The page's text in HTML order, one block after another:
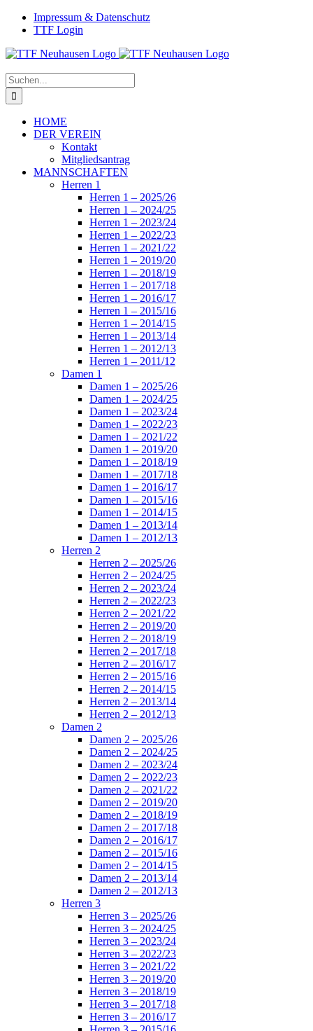
Zum
Inhalt
Facebook
InstagramImpressum & Datenschutz
TTF Login
Suche
nach:
HOME
DER VEREIN
Kontakt
Mitgliedsantrag
MANNSCHAFTEN
Herren 1
Herren 1 – 2025/26
Herren 1 – 2024/25
Herren 1 – 2023/24
Herren 1 – 2022/23
Herren 1 – 2021/22
Herren 1 – 2019/20
Herren 1 – 2018/19
Herren 1 – 2017/18
Herren 1 – 2016/17
Herren 1 – 2015/16
Herren 1 – 2014/15
Herren 1 – 2013/14
Herren 1 – 2012/13
Herren 1 – 2011/12
Damen 1
Damen 1 – 2025/26
Damen 1 – 2024/25
Damen 1 – 2023/24
Damen 1 – 2022/23
Damen 1 – 2021/22
Damen 1 – 2019/20
Damen 1 – 2018/19
Damen 1 – 2017/18
Damen 1 – 2016/17
Damen 1 – 2015/16
Damen 1 – 2014/15
Damen 1 – 2013/14
Damen 1 – 2012/13
Herren 2
Herren 2 – 2025/26
Herren 2 – 2024/25
Herren 2 – 2023/24
Herren 2 – 2022/23
Herren 2 – 2021/22
Herren 2 – 2019/20
Herren 2 – 2018/19
Herren 2 – 2017/18
Herren 2 – 2016/17
Herren 2 – 2015/16
Herren 2 – 2014/15
Herren 2 – 2013/14
Herren 2 – 2012/13
Damen 2
Damen 2 – 2025/26
Damen 2 – 2024/25
Damen 2 – 2023/24
Damen 2 – 2022/23
Damen 2 – 2021/22
Damen 2 – 2019/20
Damen 2 – 2018/19
Damen 2 – 2017/18
Damen 2 – 2016/17
Damen 2 – 2015/16
Damen 2 – 2014/15
Damen 2 – 2013/14
Damen 2 – 2012/13
Herren 3
Herren 3 – 2025/26
Herren 3 – 2024/25
Herren 3 – 2023/24
Herren 3 – 2022/23
Herren 3 – 2021/22
Herren 3 – 2019/20
Herren 3 – 2018/19
Herren 3 – 2017/18
Herren 3 – 2016/17